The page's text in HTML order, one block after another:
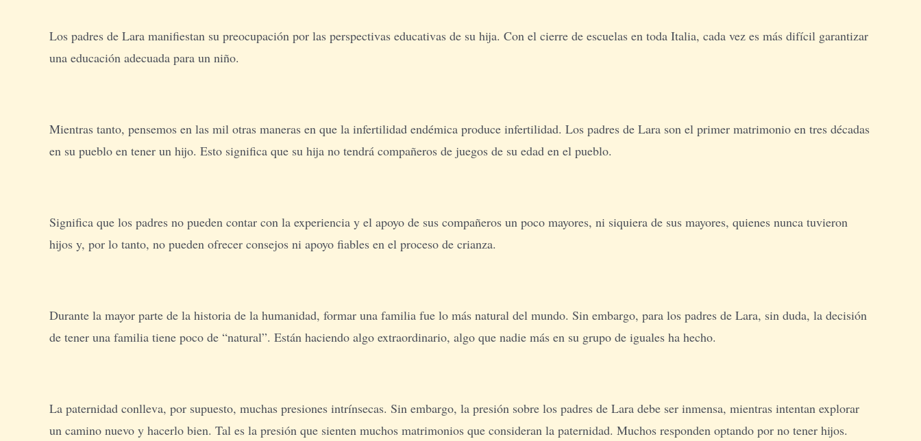
Los padres de Lara manifiestan su preocupación por las perspectivas educativas de su hija. Con el cierre de escuelas en toda Italia, cada vez es más difícil garantizar
una educación adecuada para un niño.
Mientras tanto, pensemos en las mil otras maneras en que la infertilidad endémica produce infertilidad. Los padres de Lara son el primer matrimonio en tres décadas
en su pueblo en tener un hijo. Esto significa que su hija no tendrá compañeros de juegos de su edad en el pueblo.
Significa que los padres no pueden contar con la experiencia y el apoyo de sus compañeros un poco mayores, ni siquiera de sus mayores, quienes nunca tuvieron
hijos y, por lo tanto, no pueden ofrecer consejos ni apoyo fiables en el proceso de crianza.
Durante la mayor parte de la historia de la humanidad, formar una familia fue lo más natural del mundo. Sin embargo, para los padres de Lara, sin duda, la decisión
de tener una familia tiene poco de “natural”. Están haciendo algo extraordinario, algo que nadie más en su grupo de iguales ha hecho.
La paternidad conlleva, por supuesto, muchas presiones intrínsecas. Sin embargo, la presión sobre los padres de Lara debe ser inmensa, mientras intentan explorar
un camino nuevo y hacerlo bien. Tal es la presión que sienten muchos matrimonios que consideran la paternidad. Muchos responden optando por no tener hijos.